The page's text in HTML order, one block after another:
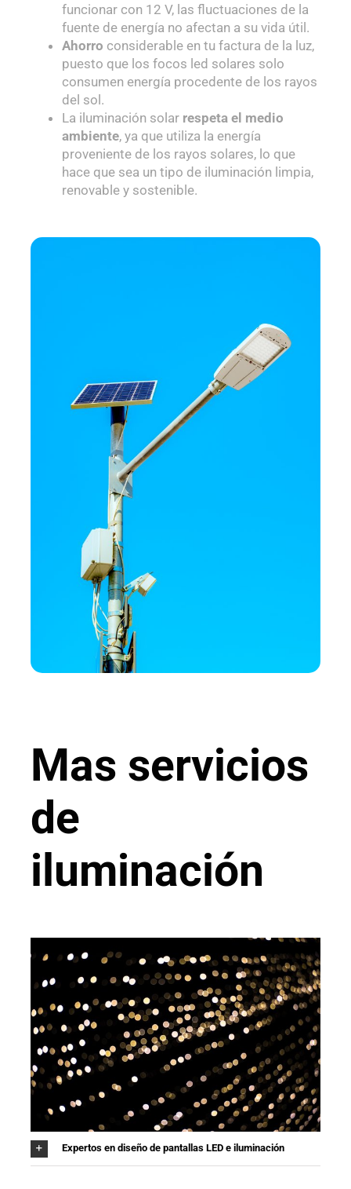
funcionar con 12 V, las fluctuaciones de la
fuente de energía no afectan a su vida útil.
Ahorro considerable en tu factura de la luz,
puesto que los focos led solares solo
consumen energía procedente de los rayos
del sol.
La iluminación solar respeta el medio
ambiente, ya que utiliza la energía
proveniente de los rayos solares, lo que
hace que sea un tipo de iluminación limpia,
renovable y sostenible.
Mas servicios
de
iluminación
Expertos en diseño de pantallas LED e iluminación